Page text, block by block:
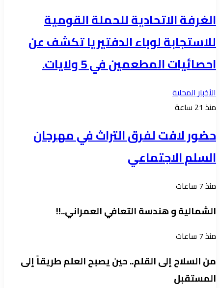
الغرفة الاتحادية للحملة القومية
للاستجابة لوباء الدفتيريا تكشف عن
احصائيات المطعمين في 5 ولايات.
الأخبار المحلية
منذ 21 ساعة
حضور لافت لفرق التراث في مهرجان
السلم الاجتماعي
منذ 7 ساعات
الشمالية و هندسة التعافي العمراني..!!
منذ 7 ساعات
من السلاح إلى القلم.. حين يصبح العلم طريقاً إلى
المستقبل